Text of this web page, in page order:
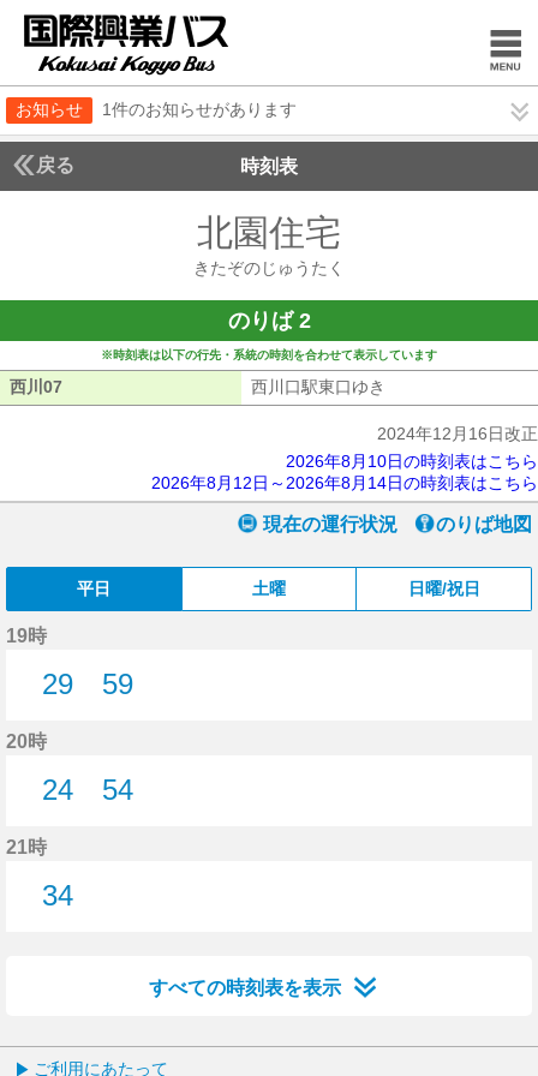
お知らせ 1件のお知らせがあります
戻る 時刻表
北園住宅
きたぞのじゅうたく
のりば 2
※時刻表は以下の行先・系統の時刻を合わせて表示しています
西川07 西川口駅東口ゆき
2024年12月16日改正
2026年8月10日の時刻表はこちら
2026年8月12日～2026年8月14日の時刻表はこちら
現在の運行状況 のりば地図
平日 土曜 日曜/祝日
19時
29
59
20時
24
54
21時
34
すべての時刻表を表示
ご利用にあたって